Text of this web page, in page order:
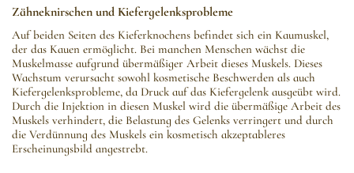
Zähneknirschen und Kiefergelenksprobleme
Auf beiden Seiten des Kieferknochens befindet sich ein Kaumuskel,
der das Kauen ermöglicht. Bei manchen Menschen wächst die
Muskelmasse aufgrund übermäßiger Arbeit dieses Muskels. Dieses
Wachstum verursacht sowohl kosmetische Beschwerden als auch
Kiefergelenksprobleme, da Druck auf das Kiefergelenk ausgeübt wird.
Durch die Injektion in diesen Muskel wird die übermäßige Arbeit des
Muskels verhindert, die Belastung des Gelenks verringert und durch
die Verdünnung des Muskels ein kosmetisch akzeptableres
Erscheinungsbild angestrebt.